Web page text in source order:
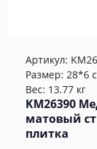
Артикул:
Размер: 28*6
Вес: 13.77 кг
KM26390
матовый
плитка